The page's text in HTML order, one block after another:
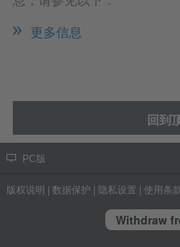
更多信息
回到
PC版
版权说明 | 数据保护 | 隐私设置 | 使用条
Withdraw